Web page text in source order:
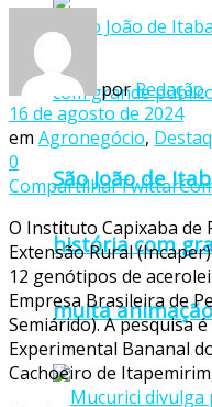
São João de
história com
muita animação
porRedação
16 de agosto de 2024
em Agronegócio,
0
CompartilharTwittar
O Instituto Capixaba de
Extensão Rural
12 genótipos de
Empresa Brasileira de
Semiárido). A pesquisa
Experimental Bananal
Cachoeiro de